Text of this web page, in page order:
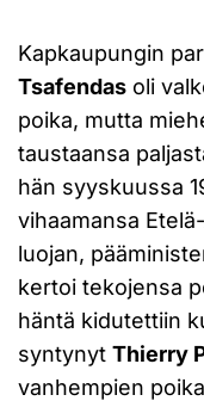
Kapkaupungin
Tsafendas oli
poika, mutta
taustaansa
hän syyskuussa
vihaamansa
luojan,
kertoi tekojensa
häntä kidutettiin
syntynyt Thierry
vanhempien